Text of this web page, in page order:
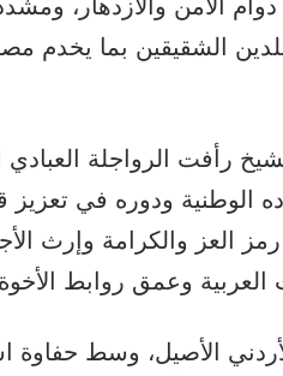
الأمن والازدهار،
الشقيقين بما يخدم
رأفت الرواجلة العبادي
الوطنية ودوره في تعزيز
رمز العز والكرامة وإرث
وعمق روابط
الأصيل، وسط حفاوة